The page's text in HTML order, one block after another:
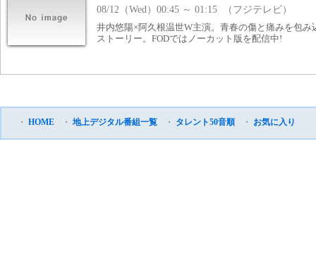
08/12（Wed）00:45 ～ 01:15 （フジテレビ）
井内悠陽×阿久根温世W主演。青春の傷と痛みを包
ストーリー。FODではノーカット版を配信中!
・ HOME ・ 地上デジタル番組一覧 ・ タレント50音順 ・ お気に入り